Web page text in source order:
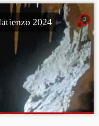
3
2024